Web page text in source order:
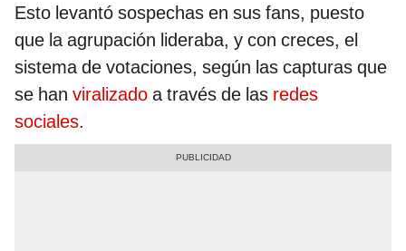
Esto levantó sospechas en sus fans, puesto
que la agrupación lideraba, y con creces, el
sistema de votaciones, según las capturas que
se han viralizado a través de las redes
sociales.